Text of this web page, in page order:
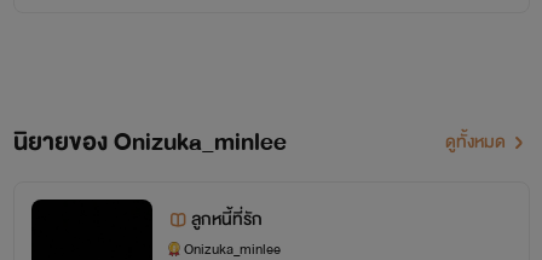
นิยายของ Onizuka_minlee ดูทั้งหมด
ลูกหนี้ที่รัก
Onizuka_minlee